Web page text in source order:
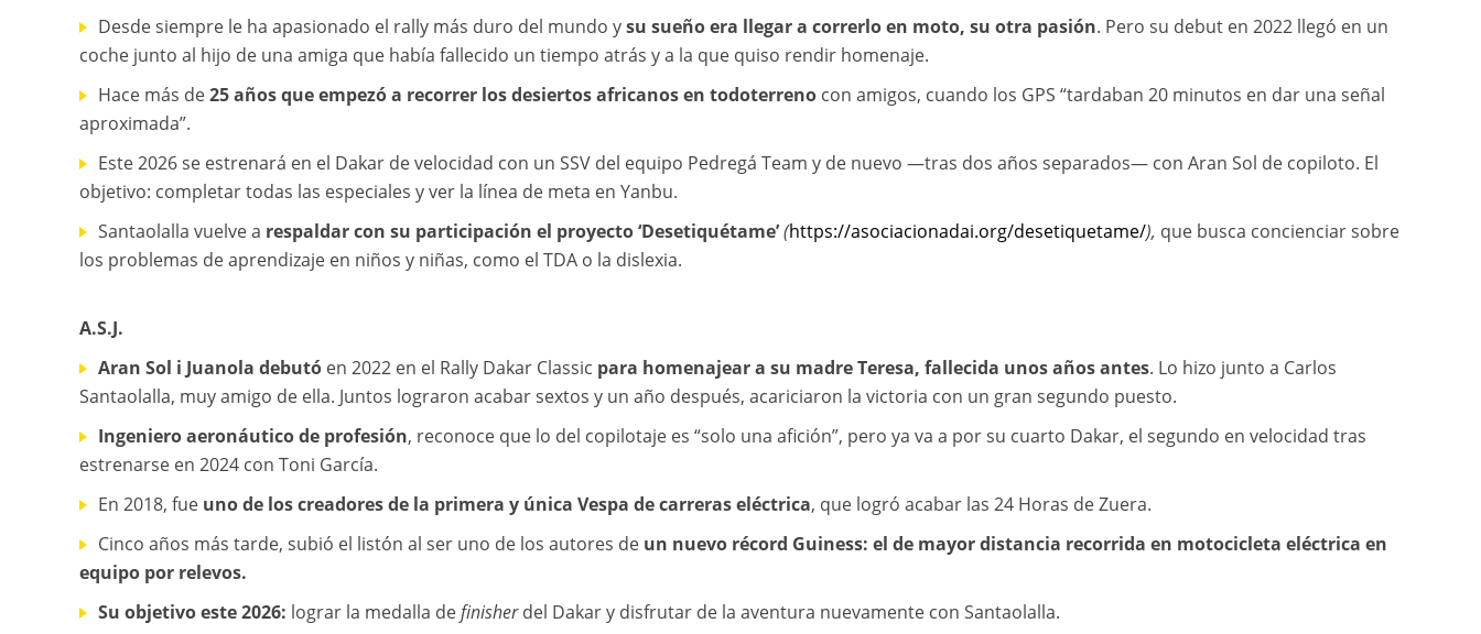
Desde siempre le ha apasionado el rally más duro del mundo ysu sueño era llegar a correrlo en moto, su otra pasión. Pero su debut en 2022 llegó en un
coche junto al hijo de una amiga que había fallecido un tiempo atrás y a la que quiso rendir homenaje.
Hace más de25 años que empezó a recorrer los desiertos africanos en todoterreno con amigos, cuando los GPS “tardaban 20 minutos en dar una señal
aproximada”.
Este 2026 se estrenará en el Dakar de velocidad con un SSV del equipo Pedregá Team y de nuevo —tras dos años separados— con Aran Sol de copiloto. El
objetivo: completar todas las especiales y ver la línea de meta en Yanbu.
Santaolalla vuelve a respaldar con su participación el proyecto ‘Desetiquétame’(https://asociacionadai.org/desetiquetame/), que busca concienciar sobre
los problemas de aprendizaje en niños y niñas, como el TDA o la dislexia.
A.S.J.
Aran Sol i Juanola debutó en 2022 en el Rally Dakar Classic para homenajear a su madre Teresa, fallecida unos años antes. Lo hizo junto a Carlos
Santaolalla, muy amigo de ella. Juntos lograron acabar sextos y un año después, acariciaron la victoria con un gran segundo puesto.
Ingeniero aeronáutico de profesión, reconoce que lo del copilotaje es “solo una afición”, pero ya va a por su cuarto Dakar, el segundo en velocidad tras
estrenarse en 2024 con Toni García.
En 2018, fue uno de los creadores de la primera y única Vespa de carreras eléctrica, que logró acabar las 24 Horas de Zuera.
Cinco años más tarde, subió el listón al ser uno de los autores de un nuevo récord Guiness: el de mayor distancia recorrida en motocicleta eléctrica en
equipo por relevos.
Su objetivo este 2026: lograr la medalla definisherdel Dakar y disfrutar de la aventura nuevamente con Santaolalla.